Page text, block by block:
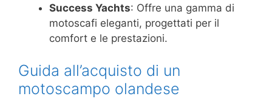
Success Yachts: Offre una gamma di
motoscafi eleganti, progettati per il
comfort e le prestazioni.
Guida all’acquisto di un
motoscampo olandese